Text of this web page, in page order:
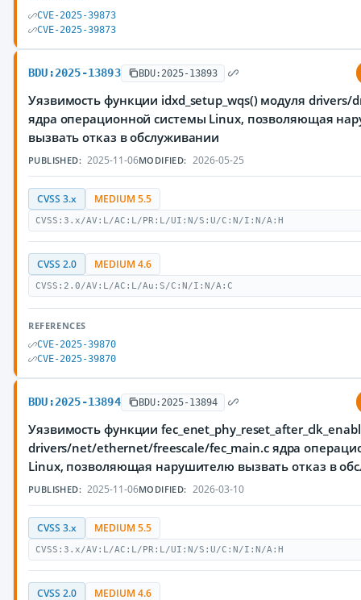
CVE-2025-39873
CVE-2025-39873
BDU:2025-13893 BDU:2025-13893
Уязвимость функции idxd_setup_wqs() модуля drivers/
ядра операционной системы Linux, позволяющая
вызвать отказ в обслуживании
PUBLISHED: 2025-11-06MODIFIED: 2026-05-25
CVSS 3.x MEDIUM 5.5
CVSS:3.x/AV:L/AC:L/PR:L/UI:N/S:U/C:N/I:N/A:H
CVSS 2.0 MEDIUM 4.6
CVSS:2.0/AV:L/AC:L/Au:S/C:N/I:N/A:C
REFERENCES
CVE-2025-39870
CVE-2025-39870
BDU:2025-13894 BDU:2025-13894
Уязвимость функции
drivers/net/ethernet/freescale/fec_main.c ядра
Linux, позволяющая нарушителю вызвать отказ в
PUBLISHED: 2025-11-06MODIFIED: 2026-03-10
CVSS 3.x MEDIUM 5.5
CVSS:3.x/AV:L/AC:L/PR:L/UI:N/S:U/C:N/I:N/A:H
CVSS 2.0 MEDIUM 4.6